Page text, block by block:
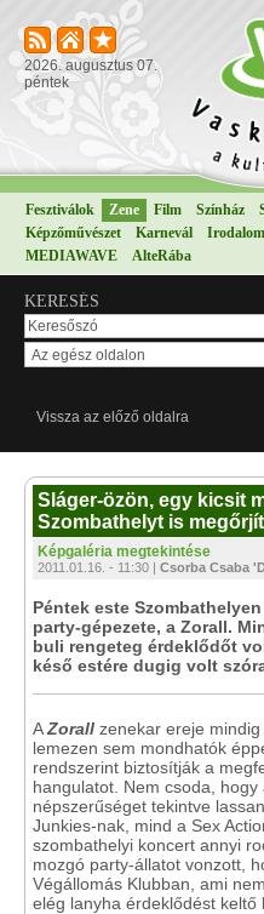
2026. augusztus 07.
péntek
Fesztiválok Zene Film Színház
Képzőművészet
Karnevál Irodalom
MEDIAWAVE
AlteRába
KERESÉS
Vissza az előző oldalra
Sláger-özön, egy kicsit
Szombathelyt is
Képgaléria megtekintése
2011.01.16. - 11:30 | Csorba Csaba
Péntek este
party-gépezete, a Zorall.
buli rengeteg érdeklődőt
késő estére dugig volt
AZorall zenekar ereje
lemezen sem mondhatók
rendszerint biztosítják a
hangulatot. Nem csoda, hogy
népszerűséget tekintve
Junkies-nak, mind a Sex
szombathelyi koncert annyi
mozgó party-állatot vonzott,
Végállomás Klubban, ami
elég lanyha érdeklődést keltő